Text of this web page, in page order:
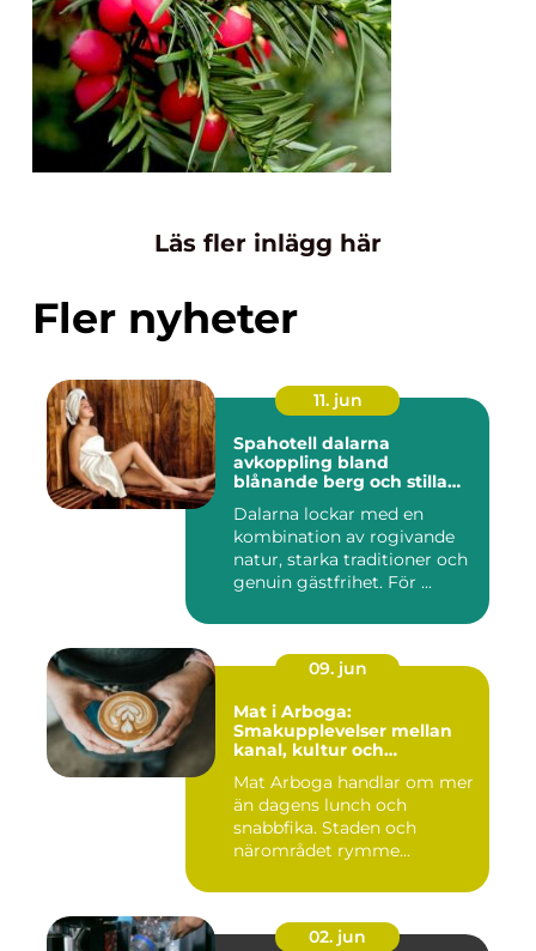
Läs fler inlägg här
Fler nyheter
11. jun
Spahotell dalarna
avkoppling bland
blånande berg och stilla
Dalarna lockar med en
kombination av rogivande
natur, starka traditioner och
genuin gästfrihet. För ...
09. jun
Mat i Arboga:
Smakupplevelser mellan
kanal, kultur och
Mat Arboga handlar om mer
än dagens lunch och
snabbfika. Staden och
närområdet rymme...
02. jun